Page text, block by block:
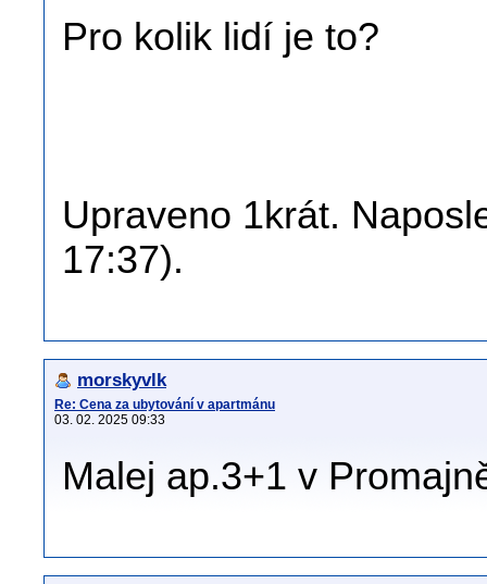
Pro kolik lidí je to?
Upraveno 1krát.
17:37).
morskyvlk
Re: Cena za ubytování v apartmánu
03. 02. 2025 09:33
Malej ap.3+1 v